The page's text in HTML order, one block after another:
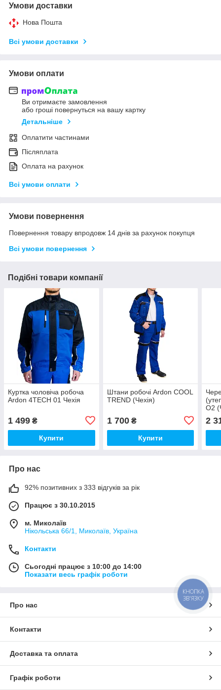
Умови доставки
Нова Пошта
Всі умови доставки
Умови оплати
Ви отримаєте замовлення
або гроші повернуться на вашу картку
Детальніше
Оплатити частинами
Післяплата
Оплата на рахунок
Всі умови оплати
Умови повернення
Повернення товару впродовж 14 днів за рахунок покупця
Всі умови повернення
Подібні товари компанії
Куртка чоловіча робоча
Ardon 4TECH 01 Чехія
1 499 ₴
Купити
Штани робочі Ardon COOL
TREND (Чехія)
1 700₴
Купити
O2
2
Про нас
92% позитивних з 333 відгуків за рік
Працює з 30.10.2015
м. Миколаїв
Нікольська 66/1, Миколаїв, Україна
Контакти
Сьогодні працює з 10:00 до 14:00
Показати весь графік роботи
Про нас
Контакти
Доставка та оплата
Графік роботи
КНОПКА
ЗВ'ЯЗКУ